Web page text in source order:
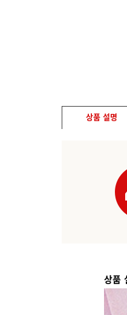
상품 설명
상품